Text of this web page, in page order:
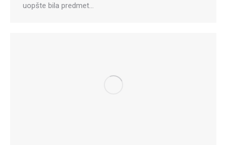
uopšte bila predmet…